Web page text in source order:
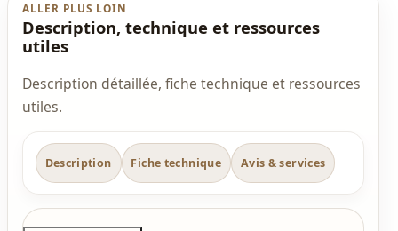
ALLER PLUS LOIN
Description, technique et ressources
utiles
Description détaillée, fiche technique et ressources
utiles.
Description Fiche technique Avis & services